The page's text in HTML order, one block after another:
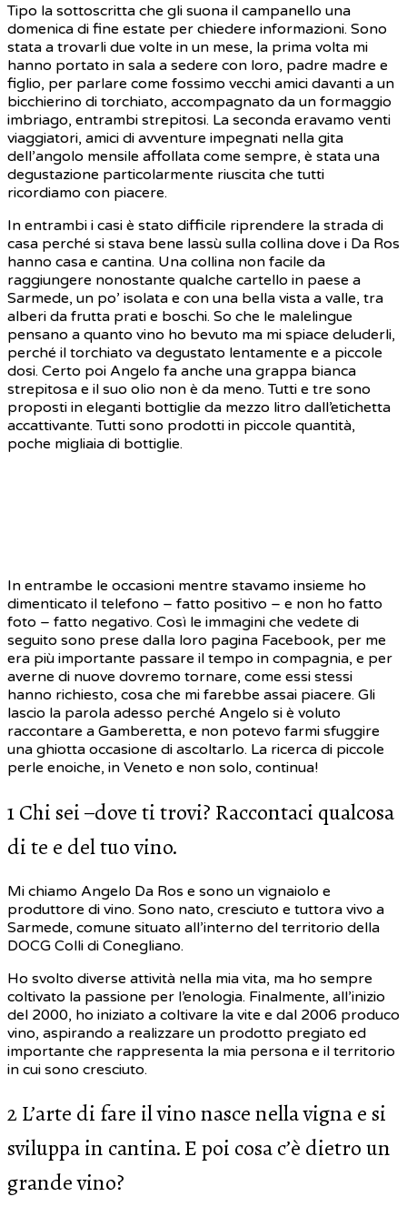
Tipo la sottoscritta che gli suona il campanello una
domenica di fine estate per chiedere informazioni. Sono
stata a trovarli due volte in un mese, la prima volta mi
hanno portato in sala a sedere con loro, padre madre e
figlio, per parlare come fossimo vecchi amici davanti a un
bicchierino di torchiato, accompagnato da un formaggio
imbriago, entrambi strepitosi. La seconda eravamo venti
viaggiatori, amici di avventure impegnati nella gita
dell’angolo mensile affollata come sempre, è stata una
degustazione particolarmente riuscita che tutti
ricordiamo con piacere.
In entrambi i casi è stato difficile riprendere la strada di
casa perché si stava bene lassù sulla collina dove i Da Ros
hanno casa e cantina. Una collina non facile da
raggiungere nonostante qualche cartello in paese a
Sarmede, un po’ isolata e con una bella vista a valle, tra
alberi da frutta prati e boschi. So che le malelingue
pensano a quanto vino ho bevuto ma mi spiace deluderli,
perché il torchiato va degustato lentamente e a piccole
dosi. Certo poi Angelo fa anche una grappa bianca
strepitosa e il suo olio non è da meno. Tutti e tre sono
proposti in eleganti bottiglie da mezzo litro dall’etichetta
accattivante. Tutti sono prodotti in piccole quantità,
poche migliaia di bottiglie.
In entrambe le occasioni mentre stavamo insieme ho
dimenticato il telefono – fatto positivo – e non ho fatto
foto – fatto negativo. Così le immagini che vedete di
seguito sono prese dalla loro pagina Facebook, per me
era più importante passare il tempo in compagnia, e per
averne di nuove dovremo tornare, come essi stessi
hanno richiesto, cosa che mi farebbe assai piacere. Gli
lascio la parola adesso perché Angelo si è voluto
raccontare a Gamberetta, e non potevo farmi sfuggire
una ghiotta occasione di ascoltarlo. La ricerca di piccole
perle enoiche, in Veneto e non solo, continua!
1 Chi sei –dove ti trovi? Raccontaci qualcosa
di te e del tuo vino.
Mi chiamo Angelo Da Ros e sono un vignaiolo e
produttore di vino. Sono nato, cresciuto e tuttora vivo a
Sarmede, comune situato all’interno del territorio della
DOCG Colli di Conegliano.
Ho svolto diverse attività nella mia vita, ma ho sempre
coltivato la passione per l’enologia. Finalmente, all’inizio
del 2000, ho iniziato a coltivare la vite e dal 2006 produco
vino, aspirando a realizzare un prodotto pregiato ed
importante che rappresenta la mia persona e il territorio
in cui sono cresciuto.
2 L’arte di fare il vino nasce nella vigna e si
sviluppa in cantina. E poi cosa c’è dietro un
grande vino?